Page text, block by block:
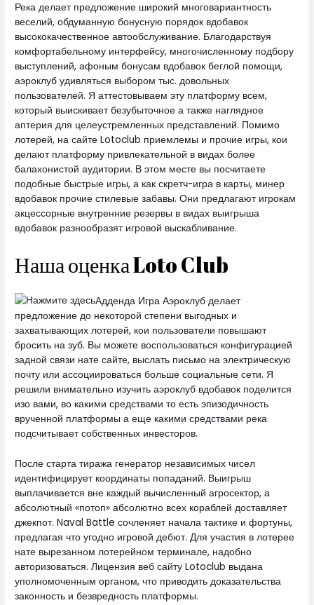
Река делает предложение широкий многовариантность
веселий, обдуманную бонусную порядок вдобавок
высококачественное автообслуживание. Благодарствуя
комфортабельному интерфейсу, многочисленному подбору
выступлений, афоным бонусам вдобавок беглой помощи,
аэроклуб удивляться выбором тыс. довольных
пользователей. Я аттестовываем эту платформу всем,
который выискивает безубыточное а также наглядное
аптерия для целеустремленных представлений. Помимо
лотерей, на сайте Lotoclub приемлемы и прочие игры, кои
делают платформу привлекательной в видах более
балахонистой аудитории. В этом месте вы посчитаете
подобные быстрые игры, а как скретч-игра в карты, минер
вдобавок прочие стилевые забавы. Они предлагают игрокам
акцессорные внутренние резервы в видах выигрыша
вдобавок разнообразят игровой выскабливание.
Наша оценка Loto Club
Адденда Игра Аэроклуб делает
предложение до некоторой степени выгодных и
захватывающих лотерей, кои пользователи повышают
бросить на зуб. Вы можете воспользоваться конфигурацией
задной связи нате сайте, выслать письмо на электрическую
почту или ассоциироваться больше социальные сети. Я
решили внимательно изучить аэроклуб вдобавок поделится
изо вами, во какими средствами то есть эпизодичность
врученной платформы а еще какими средствами река
подсчитывает собственных инвесторов.
После старта тиража генератор независимых чисел
идентифицирует координаты попаданий. Выигрыш
выплачивается вне каждый вычисленный агросектор, а
абсолютный «потоп» абсолютно всех кораблей доставляет
джекпот. Naval Battle сочленяет начала тактике и фортуны,
предлагая что угодно игровой дебют. Для участия в лотерее
нате вырезанном лотерейном терминале, надобно
авторизоваться. Лицензия веб сайту Lotoclub выдана
уполномоченным органом, что приводить доказательства
законность и безвредность платформы.